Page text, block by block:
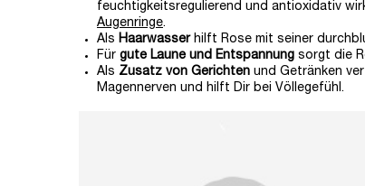
feuchtigkeitsregulierend und antioxidativ
Augenringe.
Als Haarwasserhilft Rose mit seiner
Für gute Laune und Entspannung sorgt die
Als Zusatz von Gerichten und Getränken
Magennerven und hilft Dir bei Völlegefühl.